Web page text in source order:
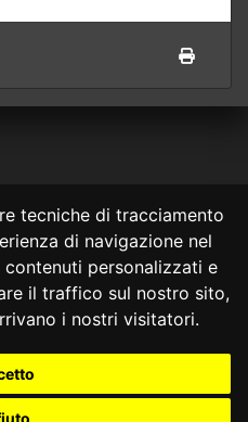
tecniche di tracciamento
di navigazione nel
personalizzati e
il traffico sul nostro sito,
i nostri visitatori.
1995 -NOTE LEGALI
è responsabile per i contenuti e
di siti collegati.
di consulenza legale.
alle informazioni disponibili in